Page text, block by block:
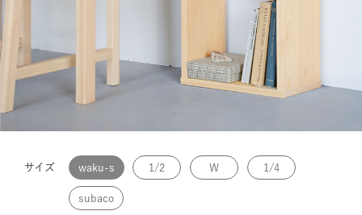
サイズ waku-s 1/2 W 1/4
subaco